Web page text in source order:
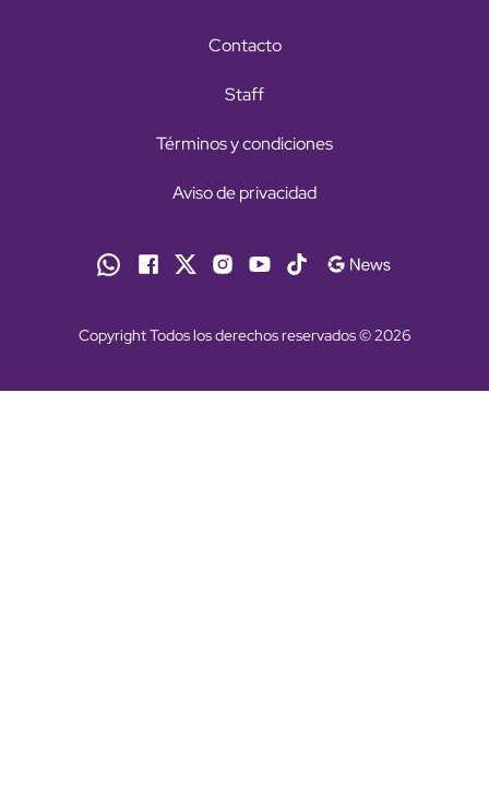
Contacto
Staff
Términos y condiciones
Aviso de privacidad
Copyright Todos los derechos reservados © 2026